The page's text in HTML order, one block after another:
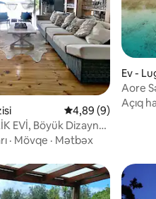
Ortalama reytinq
4,89 (9)
EVİ, Böyük Dizayner
sm
· Mövqe · Mətbəx
Ev -
piritu
Aore
Açıq